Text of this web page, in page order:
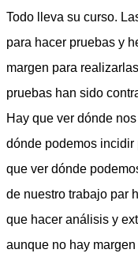
Todo lleva su curso.
para hacer pruebas y
margen para
pruebas han sido
Hay que ver dónde
dónde podemos
que ver dónde
de nuestro trabajo par
que hacer análisis y
aunque no hay